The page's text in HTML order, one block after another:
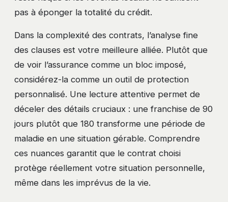
pas à éponger la totalité du crédit.
Dans la complexité des contrats, l’analyse fine
des clauses est votre meilleure alliée. Plutôt que
de voir l’assurance comme un bloc imposé,
considérez-la comme un outil de protection
personnalisé. Une lecture attentive permet de
déceler des détails cruciaux : une franchise de 90
jours plutôt que 180 transforme une période de
maladie en une situation gérable. Comprendre
ces nuances garantit que le contrat choisi
protège réellement votre situation personnelle,
même dans les imprévus de la vie.